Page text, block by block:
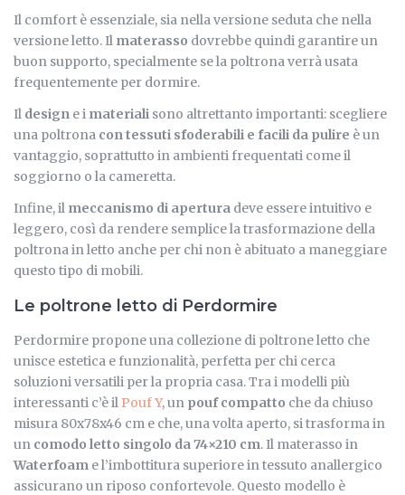
Il comfort è essenziale, sia nella versione seduta che nella
versione letto. Il materasso dovrebbe quindi garantire un
buon supporto, specialmente se la poltrona verrà usata
frequentemente per dormire.
Il design e i materiali sono altrettanto importanti: scegliere
una poltrona con tessuti sfoderabili e facili da pulire è un
vantaggio, soprattutto in ambienti frequentati come il
soggiorno o la cameretta.
Infine, il meccanismo di apertura deve essere intuitivo e
leggero, così da rendere semplice la trasformazione della
poltrona in letto anche per chi non è abituato a maneggiare
questo tipo di mobili.
Le poltrone letto di Perdormire
Perdormire propone una collezione di poltrone letto che
unisce estetica e funzionalità, perfetta per chi cerca
soluzioni versatili per la propria casa. Tra i modelli più
interessanti c’è il Pouf Y, un pouf compatto che da chiuso
misura 80x78x46 cm e che, una volta aperto, si trasforma in
un comodo letto singolo da 74×210 cm. Il materasso in
Waterfoam e l’imbottitura superiore in tessuto anallergico
assicurano un riposo confortevole. Questo modello è